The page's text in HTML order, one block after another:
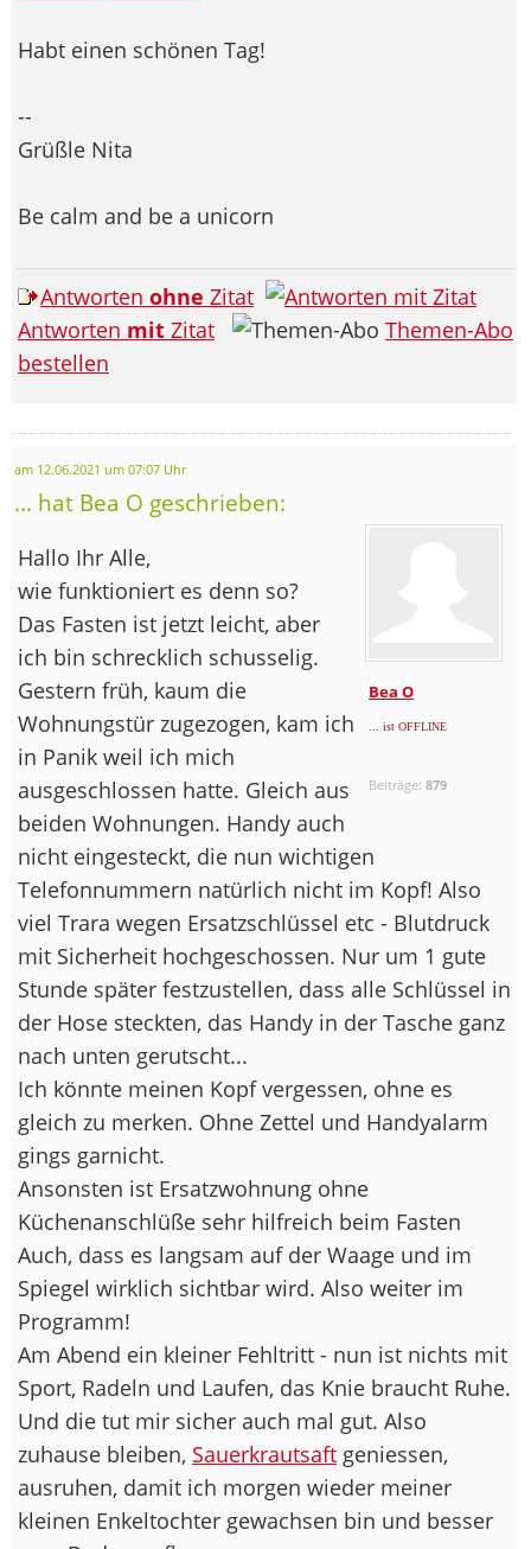
Habt einen schönen Tag!
--
Grüßle Nita
Be calm and be a unicorn
Antworten ohne Zitat
Antworten mit Zitat
Themen-Abo
bestellen
am 12.06.2021 um 07:07 Uhr
... hat Bea O geschrieben:
Bea O
... ist OFFLINE
Beiträge:879
Hallo Ihr Alle,
wie funktioniert es denn so?
Das Fasten ist jetzt leicht, aber
ich bin schrecklich schusselig.
Gestern früh, kaum die
Wohnungstür zugezogen, kam ich
in Panik weil ich mich
ausgeschlossen hatte. Gleich aus
beiden Wohnungen. Handy auch
nicht eingesteckt, die nun wichtigen
Telefonnummern natürlich nicht im Kopf! Also
viel Trara wegen Ersatzschlüssel etc - Blutdruck
mit Sicherheit hochgeschossen. Nur um 1 gute
Stunde später festzustellen, dass alle Schlüssel in
der Hose steckten, das Handy in der Tasche ganz
nach unten gerutscht...
Ich könnte meinen Kopf vergessen, ohne es
gleich zu merken. Ohne Zettel und Handyalarm
gings garnicht.
Ansonsten ist Ersatzwohnung ohne
Küchenanschlüße sehr hilfreich beim Fasten
Auch, dass es langsam auf der Waage und im
Spiegel wirklich sichtbar wird. Also weiter im
Programm!
Am Abend ein kleiner Fehltritt - nun ist nichts mit
Sport, Radeln und Laufen, das Knie braucht Ruhe.
Und die tut mir sicher auch mal gut. Also
zuhause bleiben, Sauerkrautsaft geniessen,
ausruhen, damit ich morgen wieder meiner
kleinen Enkeltochter gewachsen bin und besser